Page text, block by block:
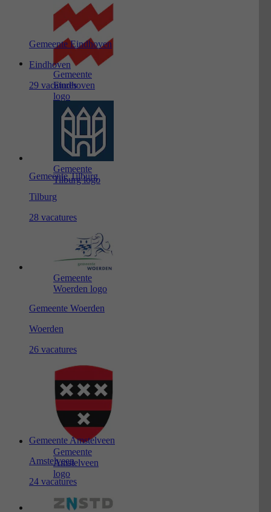
Gemeente
Eindhoven
logo
Gemeente Eindhoven
Eindhoven
29 vacatures
Gemeente
Tilburg logo
Gemeente Tilburg
Tilburg
28 vacatures
Gemeente
Woerden logo
Gemeente Woerden
Woerden
26 vacatures
Gemeente
Amstelveen
logo
Gemeente Amstelveen
Amstelveen
24 vacatures